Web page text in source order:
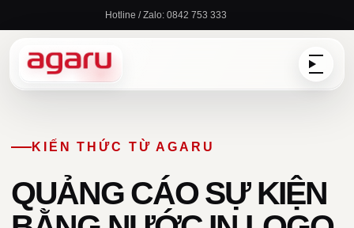
nội
Hotline / Zalo: 0842 753 333
KIẾN THỨC TỪ AGARU
QUẢNG CÁO SỰ KIỆN